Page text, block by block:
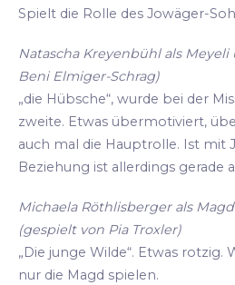
Spielt die Rolle des Jowäger-
Natascha Kreyenbühl als
Beni Elmiger-Schrag)
„die Hübsche“, wurde bei der
zweite. Etwas übermotiviert,
auch mal die Hauptrolle. Ist mit
Beziehung ist allerdings gerade
Michaela Röthlisberger als
(gespielt von Pia Troxler)
„Die junge Wilde“. Etwas
nur die Magd spielen.